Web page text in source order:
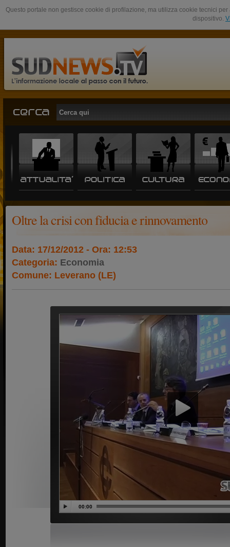
Questo portale non gestisce cookie di profilazione, ma utilizza cookie tecnici
dispositivo.
Oltre la crisi con fiducia e rinnovamento
Data: 17/12/2012 - Ora: 12:53
Categoria: Economia
Comune: Leverano (LE)
00:00